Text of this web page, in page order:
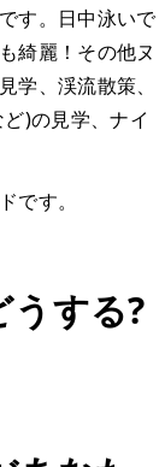
す。日中泳いで
綺麗！その他ヌ
学、渓流散策、
)の見学、ナイ
です。
うする?